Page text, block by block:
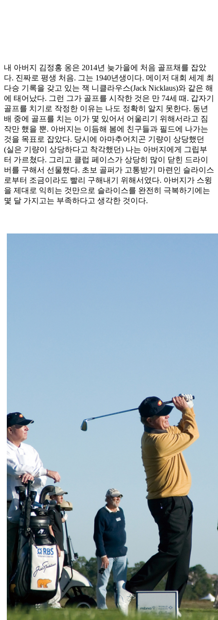
내 아버지 김정홍 옹은 2014년 늦가을에 처음 골프채를 잡았
다. 진짜로 평생 처음. 그는 1940년생이다. 메이저 대회 세계 최
다승 기록을 갖고 있는 잭 니클라우스(Jack Nicklaus)와 같은 해
에 태어났다. 그런 그가 골프를 시작한 것은 만 74세 때. 갑자기
골프를 치기로 작정한 이유는 나도 정확히 알지 못한다. 동년
배 중에 골프를 치는 이가 몇 있어서 어울리기 위해서라고 짐
작만 했을 뿐. 아버지는 이듬해 봄에 친구들과 필드에 나가는
것을 목표로 잡았다. 당시에 아마추어치곤 기량이 상당했던
(실은 기량이 상당하다고 착각했던) 나는 아버지에게 그립부
터 가르쳤다. 그리고 클럽 페이스가 상당히 많이 닫힌 드라이
버를 구해서 선물했다. 초보 골퍼가 고통받기 마련인 슬라이스
로부터 조금이라도 빨리 구해내기 위해서였다. 아버지가 스윙
을 제대로 익히는 것만으로 슬라이스를 완전히 극복하기에는
몇 달 가지고는 부족하다고 생각한 것이다.